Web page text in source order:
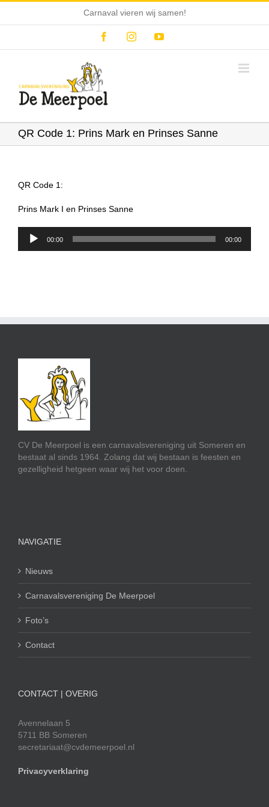
Carnaval vieren wij samen!
FacebookInstagramYouTube
QR Code 1: Prins Mark en Prinses Sanne
QR Code 1:
Prins Mark I en Prinses Sanne
Audiospeler
00:00 00:00
CV De Meerpoel is een carnavalsvereniging uit Someren en
bestaat al sinds 1964. Zolang dat wij bestaan is feesten en
gezelligheid hetgeen waar wij het voor doen.
NAVIGATIE
Nieuws
Carnavalsvereniging De Meerpoel
Foto’s
Contact
CONTACT | OVERIG
Avennelaan 5
5711 BB Someren
secretariaat@cvdemeerpoel.nl
Privacyverklaring